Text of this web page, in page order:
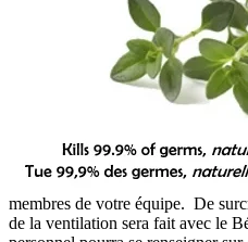
membres de votre équipe. De
de la ventilation sera fait avec le